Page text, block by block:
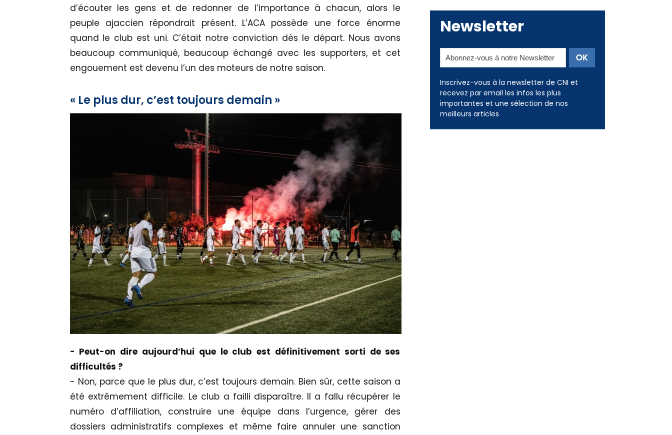
d’écouter les gens et de redonner de l’importance à chacun, alors le
peuple ajaccien répondrait présent. L’ACA possède une force énorme
quand le club est uni. C’était notre conviction dès le départ. Nous avons
beaucoup communiqué, beaucoup échangé avec les supporters, et cet
engouement est devenu l’un des moteurs de notre saison.
« Le plus dur, c’est toujours demain »
- Peut-on dire aujourd’hui que le club est définitivement sorti de ses
difficultés ?
- Non, parce que le plus dur, c’est toujours demain. Bien sûr, cette saison a
été extrêmement difficile. Le club a failli disparaître. Il a fallu récupérer le
numéro d’affiliation, construire une équipe dans l’urgence, gérer des
dossiers administratifs complexes et même faire annuler une sanction
Newsletter
Inscrivez-vous à la newsletter de CNI et
recevez par email les infos les plus